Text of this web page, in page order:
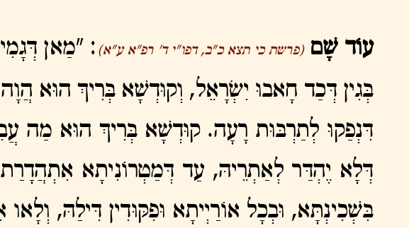
עוֹד שָׁם (פרשת כי תצא כ"ב, דפו"י ד' רפ"א ע"א) : "מַאן
בְּגִין דְּכַד חָאבוּ יִשְׂרָאֵל, וְקוּדְשָׁא בְּרִיךְ הוּא
דִּנְפַקוּ לְתַרְבּוּת רָעָה. קוּדְשָׁא בְּרִיךְ הוּא מַה
דְּלָא יֶהְדַּר לְאַתְרֵיהּ, עַד דְּמַטְרוֹנִיתָא
בִּשְׁכִינְתָּא, וּבְכָל אוֹרַיְיתָא וּפִקּוּדִין דִּילַהּ,